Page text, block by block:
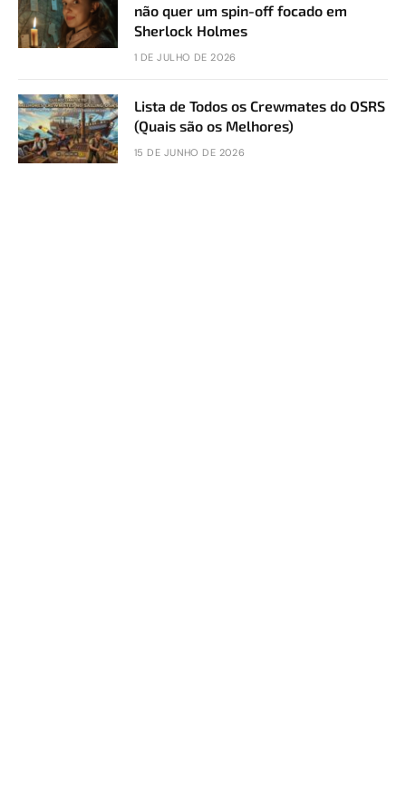
não quer um spin-off focado em
Sherlock Holmes
1 DE JULHO DE 2026
Lista de Todos os Crewmates do OSRS
(Quais são os Melhores)
15 DE JUNHO DE 2026